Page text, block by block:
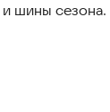
шины сезона.